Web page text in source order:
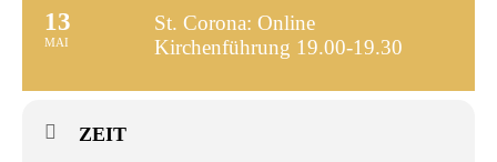
13
MAI
St. Corona: Online
Kirchenführung 19.00-19.30
ZEIT